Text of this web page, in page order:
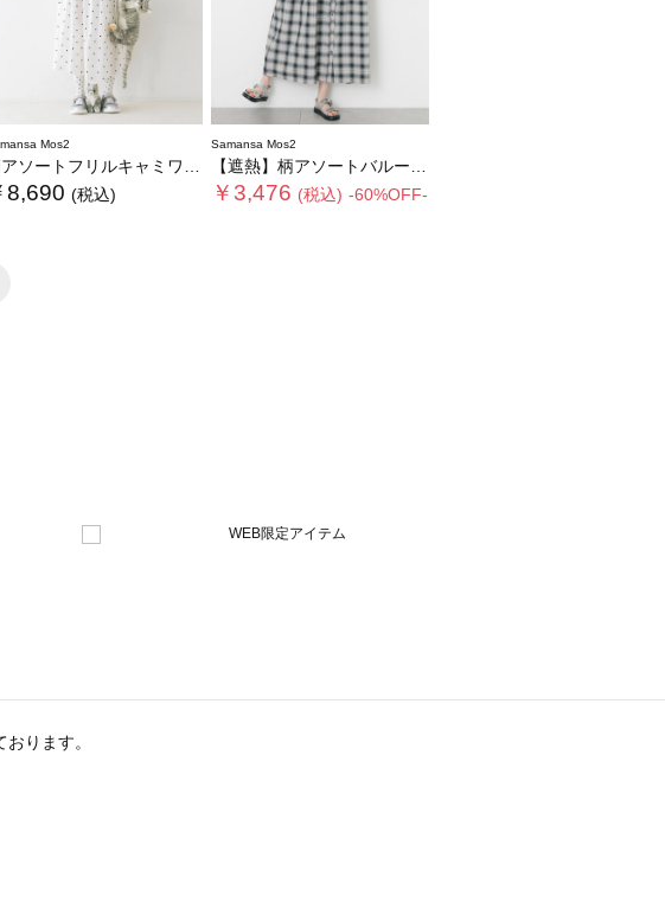
Mos2
ートフリルキャミワンピース《WEB限定カラーあり》
8,690 (税込)
Samansa Mos2
【遮熱】柄アソートバルーンスリーブワンピース
￥3,476 (税込) -60%OFF-
ります。